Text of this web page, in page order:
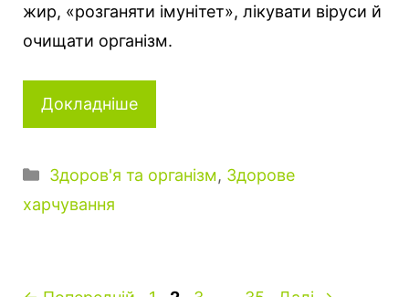
жир, «розганяти імунітет», лікувати віруси й
очищати організм.
Докладніше
Категорії
Здоров'я та організм, Здорове
харчування